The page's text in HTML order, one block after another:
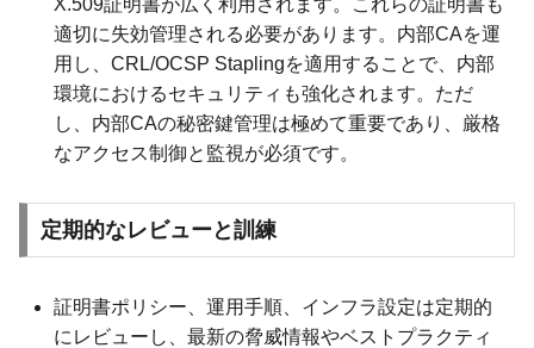
X.509証明書が広く利用されます。これらの証明書も
適切に失効管理される必要があります。内部CAを運
用し、CRL/OCSP Staplingを適用することで、内部
環境におけるセキュリティも強化されます。ただ
し、内部CAの秘密鍵管理は極めて重要であり、厳格
なアクセス制御と監視が必須です。
定期的なレビューと訓練
証明書ポリシー、運用手順、インフラ設定は定期的
にレビューし、最新の脅威情報やベストプラクティ